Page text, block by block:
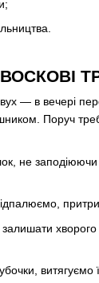
— в вечері
Поруч
не
витягуємо